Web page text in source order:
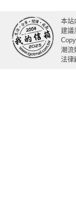
本站
建議
潮流
法律